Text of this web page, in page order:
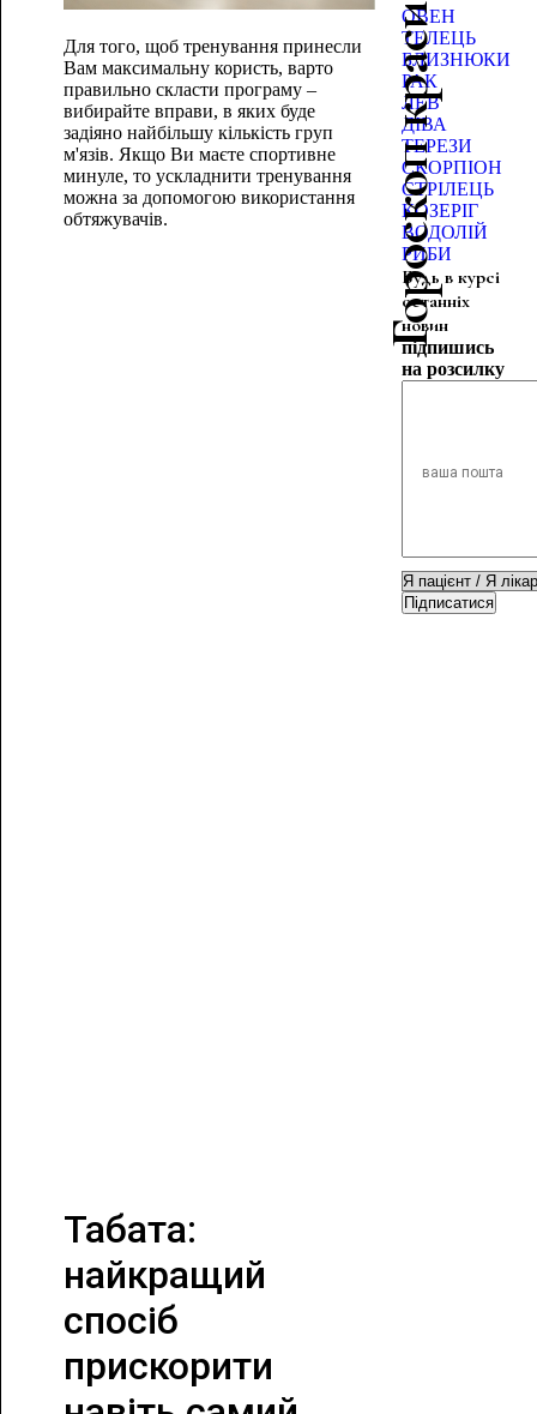
Для того, щоб тренування принесли
Вам максимальну користь, варто
правильно скласти програму –
вибирайте вправи, в яких буде
задіяно найбільшу кількість груп
м'язів. Якщо Ви маєте спортивне
минуле, то ускладнити тренування
можна за допомогою використання
обтяжувачів.
Табата:
найкращий
спосіб
прискорити
Гороскоп краси
ОВЕН
ТЕЛЕЦЬ
БЛИЗНЮКИ
РАК
ЛЕВ
ДІВА
ТЕРЕЗИ
СКОРПІОН
СТРІЛЕЦЬ
КОЗЕРІГ
ВОДОЛІЙ
РИБИ
Будь в курсі
останніх
новин
підпишись
на розсилку
Підписатися